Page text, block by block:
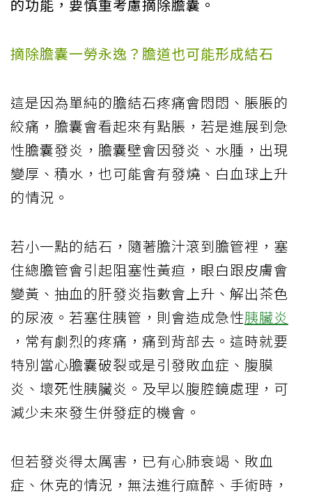
的功能，要慎重考慮摘除膽囊。
摘除膽囊一勞永逸？膽道也可能形成結石
這是因為單純的膽結石疼痛會悶悶、脹脹的
絞痛，膽囊會看起來有點脹，若是進展到急
性膽囊發炎，膽囊壁會因發炎、水腫，出現
變厚、積水，也可能會有發燒、白血球上升
的情況。
若小一點的結石，隨著膽汁滾到膽管裡，塞
住總膽管會引起阻塞性黃疸，眼白跟皮膚會
變黃、抽血的肝發炎指數會上升、解出茶色
的尿液。若塞住胰管，則會造成急性胰臟炎
，常有劇烈的疼痛，痛到背部去。這時就要
特別當心膽囊破裂或是引發敗血症、腹膜
炎、壞死性胰臟炎。及早以腹腔鏡處理，可
減少未來發生併發症的機會。
但若發炎得太厲害，已有心肺衰竭、敗血
症、休克的情況，無法進行麻醉、手術時，